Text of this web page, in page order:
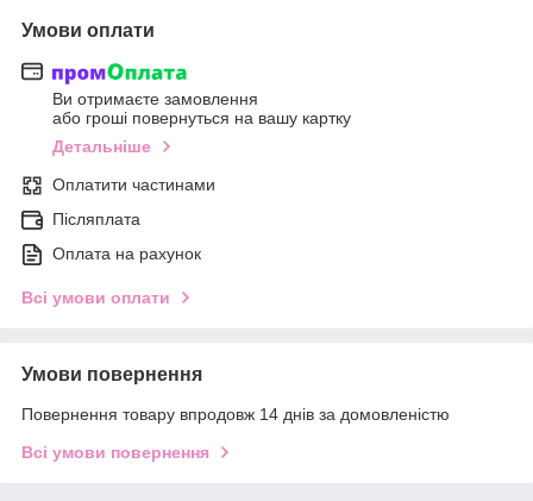
Умови оплати
Ви отримаєте замовлення
або гроші повернуться на вашу картку
Детальніше
Оплатити частинами
Післяплата
Оплата на рахунок
Всі умови оплати
Умови повернення
Повернення товару впродовж 14 днів за домовленістю
Всі умови повернення